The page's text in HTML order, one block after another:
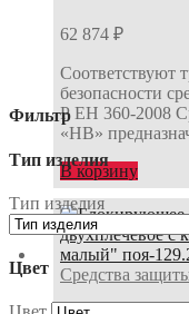
62 874 ₽
Соответствуют
безопасности
Р ЕН 360-2008
«НВ»
В корзину
Средства
Фильтр
Тип изделия
Тип изделия
Цвет